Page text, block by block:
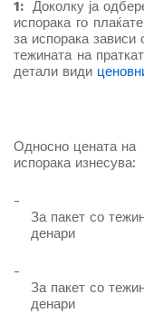
1: Доколку ја
испорака го
за испорака зависи
тежината на
детали види
Односно цената на
испорака изнесува:
-
За пакет со
денари
-
За пакет со
денари